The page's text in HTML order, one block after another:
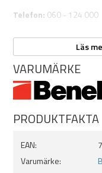
Säkring:
Choker: 3 st
Telefon: 060 - 124 000
E-post:Skicka e-post
Kontakta oss – vi
att det är anpassat efter
Läs
VARUMÄRKE
PRODUKTFAKTA
EAN:
Varumärke: